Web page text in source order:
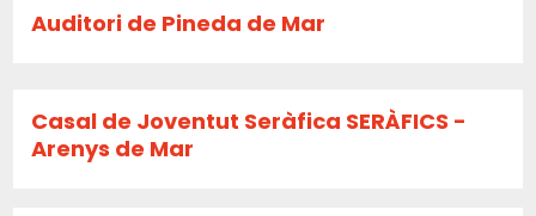
Auditori de Pineda de Mar
Casal de Joventut Seràfica SERÀFICS -
Arenys de Mar